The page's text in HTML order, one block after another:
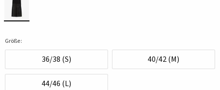
Größe:
36/38 (S) 40/42 (M)
44/46 (L)